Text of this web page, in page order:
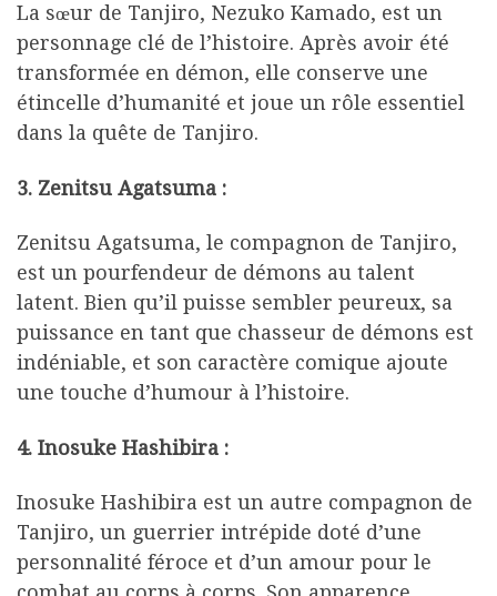
La sœur de Tanjiro, Nezuko Kamado, est un
personnage clé de l’histoire. Après avoir été
transformée en démon, elle conserve une
étincelle d’humanité et joue un rôle essentiel
dans la quête de Tanjiro.
3. Zenitsu Agatsuma :
Zenitsu Agatsuma, le compagnon de Tanjiro,
est un pourfendeur de démons au talent
latent. Bien qu’il puisse sembler peureux, sa
puissance en tant que chasseur de démons est
indéniable, et son caractère comique ajoute
une touche d’humour à l’histoire.
4. Inosuke Hashibira :
Inosuke Hashibira est un autre compagnon de
Tanjiro, un guerrier intrépide doté d’une
personnalité féroce et d’un amour pour le